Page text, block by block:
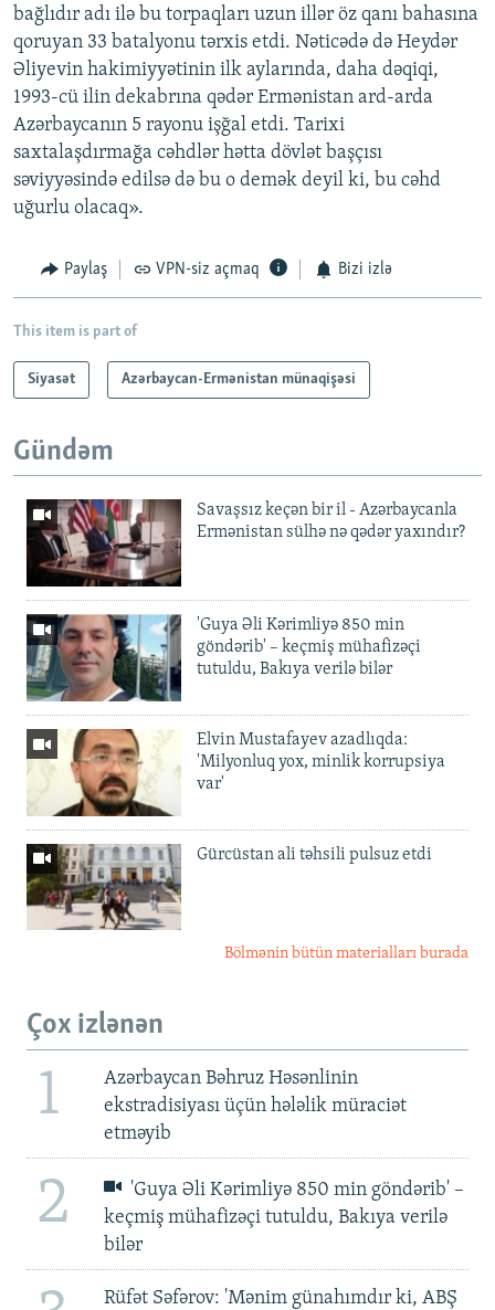
bağlıdır adı ilə bu torpaqları uzun illər öz qanı bahasına
qoruyan 33 batalyonu tərxis etdi. Nəticədə də Heydər
Əliyevin hakimiyyətinin ilk aylarında, daha dəqiqi,
1993-cü ilin dekabrına qədər Ermənistan ard-arda
Azərbaycanın 5 rayonu işğal etdi. Tarixi
saxtalaşdırmağa cəhdlər hətta dövlət başçısı
səviyyəsində edilsə də bu o demək deyil ki, bu cəhd
uğurlu olacaq».
Paylaş VPN-siz açmaq Bizi izlə
This item is part of
Siyasət Azərbaycan-Ermənistan münaqişəsi
Gündəm
Savaşsız keçən bir il - Azərbaycanla
Ermənistan sülhə nə qədər yaxındır?
'Guya Əli Kərimliyə 850 min
göndərib' – keçmiş mühafizəçi
tutuldu, Bakıya verilə bilər
Elvin Mustafayev azadlıqda:
'Milyonluq yox, minlik korrupsiya
var'
Gürcüstan ali təhsili pulsuz etdi
Bölmənin bütün materialları burada
Çox izlənən
1
Azərbaycan Bəhruz Həsənlinin
ekstradisiyası üçün hələlik müraciət
etməyib
2
'Guya Əli Kərimliyə 850 min göndərib' –
keçmiş mühafizəçi tutuldu, Bakıya verilə
bilər
Rüfət Səfərov: 'Mənim günahımdır ki, ABŞ